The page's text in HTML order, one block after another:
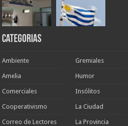
Categorias
Ambiente
Amelia
Comerciales
Cooperativismo
Correo de Lectores
Gremiales
Humor
Insólitos
La Ciudad
La Provincia